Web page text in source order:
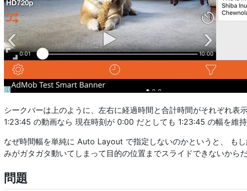
シークバーは上のように、左右に経過時間と合計時間がそれぞれ
1:23:45 の動画なら 現在時刻が 0:00 だとしても 1:23:45 の幅を維持
なぜ時間幅を単純に Auto Layout で指定しないのかというと、 も
みがガタガタ動いてしまって目的の位置までスライドできないからだ
問題